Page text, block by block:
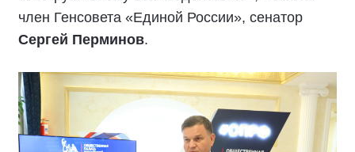
член Генсовета «Единой России», сенатор
Сергей Перминов.